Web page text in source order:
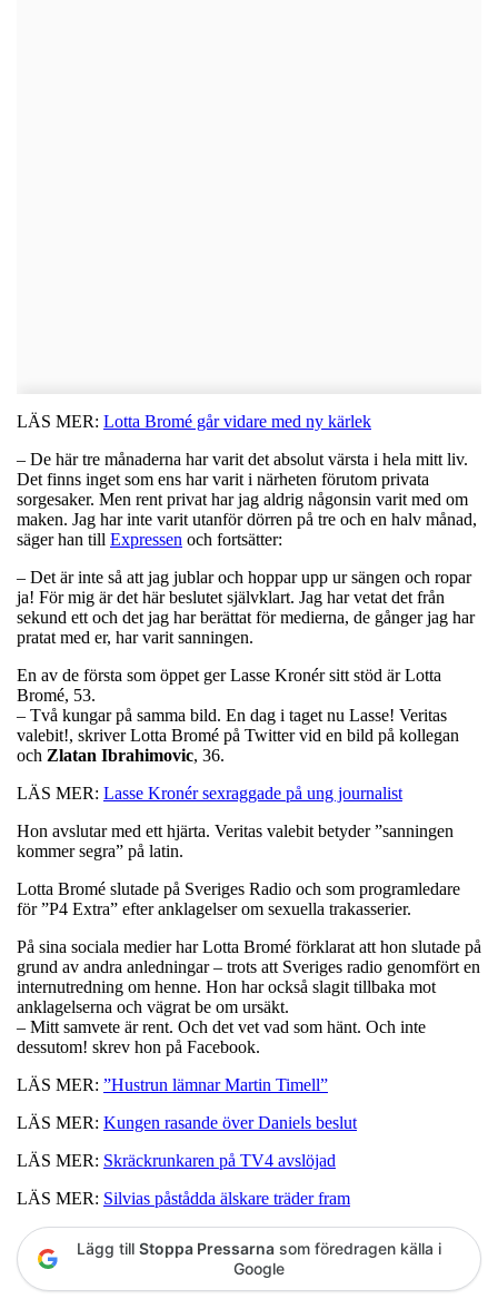
LÄS MER: Lotta Bromé går vidare med ny kärlek
– De här tre månaderna har varit det absolut värsta i hela mitt liv.
Det finns inget som ens har varit i närheten förutom privata
sorgesaker. Men rent privat har jag aldrig någonsin varit med om
maken. Jag har inte varit utanför dörren på tre och en halv månad,
säger han till Expressen och fortsätter:
– Det är inte så att jag jublar och hoppar upp ur sängen och ropar
ja! För mig är det här beslutet självklart. Jag har vetat det från
sekund ett och det jag har berättat för medierna, de gånger jag har
pratat med er, har varit sanningen.
En av de första som öppet ger Lasse Kronér sitt stöd är Lotta
Bromé, 53.
– Två kungar på samma bild. En dag i taget nu Lasse! Veritas
valebit!, skriver Lotta Bromé på Twitter vid en bild på kollegan
och Zlatan Ibrahimovic, 36.
LÄS MER: Lasse Kronér sexraggade på ung journalist
Hon avslutar med ett hjärta. Veritas valebit betyder ”sanningen
kommer segra” på latin.
Lotta Bromé slutade på Sveriges Radio och som programledare
för ”P4 Extra” efter anklagelser om sexuella trakasserier.
På sina sociala medier har Lotta Bromé förklarat att hon slutade på
grund av andra anledningar – trots att Sveriges radio genomfört en
internutredning om henne. Hon har också slagit tillbaka mot
anklagelserna och vägrat be om ursäkt.
– Mitt samvete är rent. Och det vet vad som hänt. Och inte
dessutom! skrev hon på Facebook.
LÄS MER: ”Hustrun lämnar Martin Timell”
LÄS MER: Kungen rasande över Daniels beslut
LÄS MER: Skräckrunkaren på TV4 avslöjad
LÄS MER: Silvias påstådda älskare träder fram
Lägg till Stoppa Pressarna som föredragen källa i
Google